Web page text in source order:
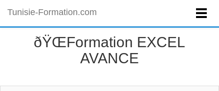
Tunisie-Formation.com
ðŸŒFormation EXCEL
AVANCE